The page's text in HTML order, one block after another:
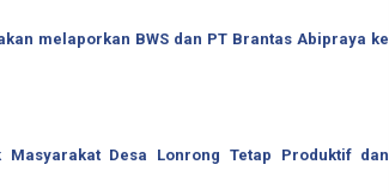
melaporkan BWS dan PT Brantas Abipraya ke
Desa Lonrong Tetap Produktif dan